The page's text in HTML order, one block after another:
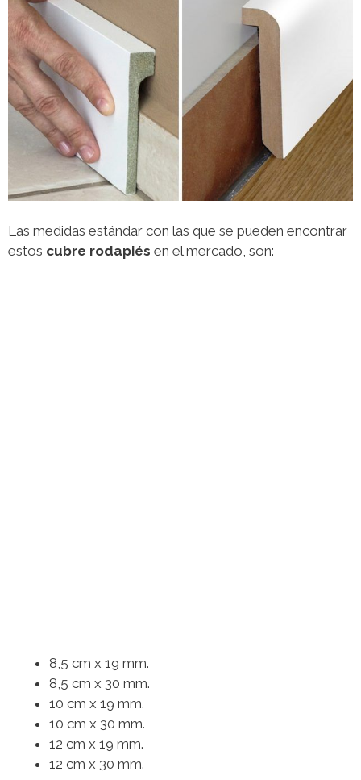
Las medidas estándar con las que se pueden encontrar
estos cubre rodapiés en el mercado, son:
8,5 cm x 19 mm.
8,5 cm x 30 mm.
10 cm x 19 mm.
10 cm x 30 mm.
12 cm x 19 mm.
12 cm x 30 mm.